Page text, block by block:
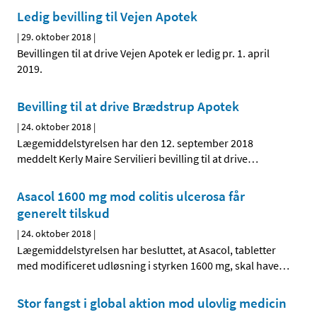
Ledig bevilling til Vejen Apotek
|29. oktober 2018 |
Bevillingen til at drive Vejen Apotek er ledig pr. 1. april
2019.
Bevilling til at drive Brædstrup Apotek
|24. oktober 2018 |
Lægemiddelstyrelsen har den 12. september 2018
meddelt Kerly Maire Servilieri bevilling til at drive…
Asacol 1600 mg mod colitis ulcerosa får
generelt tilskud
|24. oktober 2018 |
Lægemiddelstyrelsen har besluttet, at Asacol, tabletter
med modificeret udløsning i styrken 1600 mg, skal have…
Stor fangst i global aktion mod ulovlig medicin